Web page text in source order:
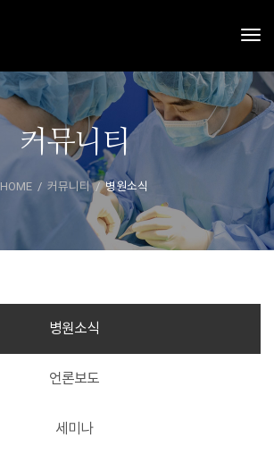
커뮤니티
HOME 커뮤니티 병원소식
병원소식
언론보도
세미나